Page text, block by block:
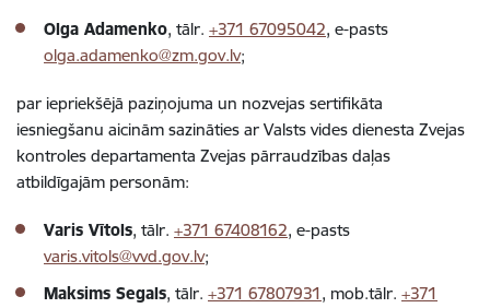
Olga Adamenko, tālr. +371 67095042, e-pasts
olga.adamenko@zm.gov.lv;
par iepriekšējā paziņojuma un nozvejas sertifikāta
iesniegšanu aicinām sazināties ar Valsts vides dienesta Zvejas
kontroles departamenta Zvejas pārraudzības daļas
atbildīgajām personām:
Varis Vītols, tālr. +371 67408162, e-pasts
varis.vitols@vvd.gov.lv;
Maksims Segals, tālr. +371 67807931, mob.tālr. +371